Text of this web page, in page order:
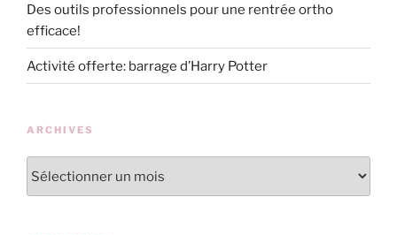
Des outils professionnels pour une rentrée ortho
efficace!
Activité offerte: barrage d’Harry Potter
ARCHIVES